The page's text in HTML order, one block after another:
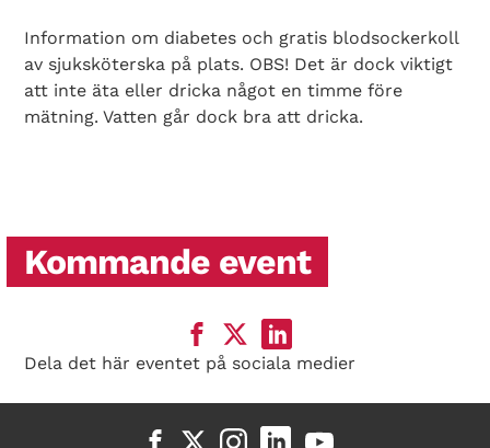
Information om diabetes och gratis blodsockerkoll
av sjuksköterska på plats. OBS! Det är dock viktigt
att inte äta eller dricka något en timme före
mätning. Vatten går dock bra att dricka.
Kommande event
Dela det här eventet på sociala medier